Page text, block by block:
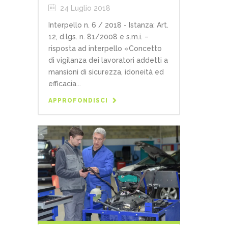
24 Luglio 2018
Interpello n. 6 / 2018 - Istanza: Art.
12, d.lgs. n. 81/2008 e s.m.i. –
risposta ad interpello «Concetto
di vigilanza dei lavoratori addetti a
mansioni di sicurezza, idoneità ed
efficacia...
APPROFONDISCI